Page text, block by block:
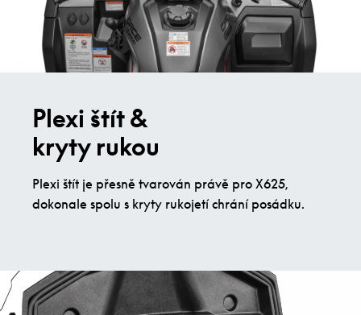
Plexi štít &
kryty rukou
Plexi štít je přesně tvarován právě pro X625,
dokonale spolu s kryty rukojetí chrání posádku.